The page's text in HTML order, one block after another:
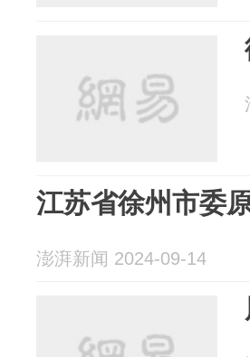
江苏省徐州市委
澎湃新闻 2024-09-14